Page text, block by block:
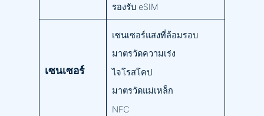
รองรับ eSIM
เซนเซอร์
เซนเซอร์แสงที่ล้อมรอบ
มาตรวัดความเร่ง
ไจโรสโคป
มาตรวัดแม่เหล็ก
NFC